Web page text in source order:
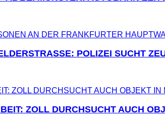
POLIZEI SUCHT
ZOLL DURCHSUCHT AUCH